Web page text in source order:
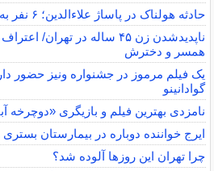
حادثه هولناک در پاساژ علاءالدین؛ ۶ نفر به بیمارستان منتقل شدند
ناپدیدشدن زن ۴۵ ساله در تهران/
همسر و دخترش
یک فیلم مرموز در جشنواره ونیز حضور
گوادانینو
نامزدی بهترین فیلم و بازیگری «دوچرخه آبی» در ۲
ایرج خواننده دوباره در بیمارستان
چرا تهران این روزها آلوده شد؟